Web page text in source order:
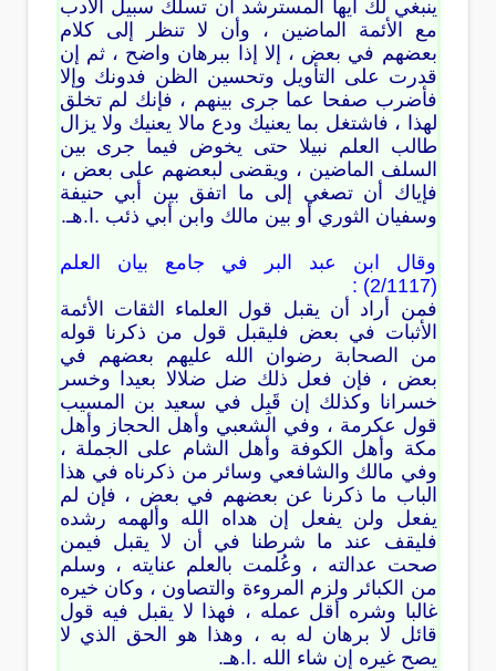
ينبغي لك أيها المسترشد أن تسلك سبيل الأدب
مع الأئمة الماضين ، وأن لا تنظر إلى كلام
بعضهم في بعض ، إلا إذا ببرهان واضح ، ثم إن
قدرت على التأويل وتحسين الظن فدونك وإلا
فأضرب صفحا عما جرى بينهم ، فإنك لم تخلق
لهذا ، فاشتغل بما يعنيك ودع مالا يعنيك ولا يزال
طالب العلم نبيلا حتى يخوض فيما جرى بين
السلف الماضين ، ويقضى لبعضهم على بعض ،
فإياك أن تصغي إلى ما اتفق بين أبي حنيفة
وسفيان الثوري أو بين مالك وابن أبي ذئب .ا.هـ.
وقال ابن عبد البر في جامع بيان العلم
(2/1117) :
فمن أراد أن يقبل قول العلماء الثقات الأئمة
الأثبات في بعض فليقبل قول من ذكرنا قوله
من الصحابة رضوان الله عليهم بعضهم في
بعض ، فإن فعل ذلك ضل ضلالا بعيدا وخسر
خسرانا وكذلك إن قَبِل في سعيد بن المسيب
قول عكرمة ، وفي الشعبي وأهل الحجاز وأهل
مكة وأهل الكوفة وأهل الشام على الجملة ،
وفي مالك والشافعي وسائر من ذكرناه في هذا
الباب ما ذكرنا عن بعضهم في بعض ، فإن لم
يفعل ولن يفعل إن هداه الله وألهمه رشده
فليقف عند ما شرطنا في أن لا يقبل فيمن
صحت عدالته ، وعُلمت بالعلم عنايته ، وسلم
من الكبائر ولزم المروءة والتصاون ، وكان خيره
غالبا وشره أقل عمله ، فهذا لا يقبل فيه قول
قائل لا برهان له به ، وهذا هو الحق الذي لا
يصح غيره إن شاء الله .ا.هـ.